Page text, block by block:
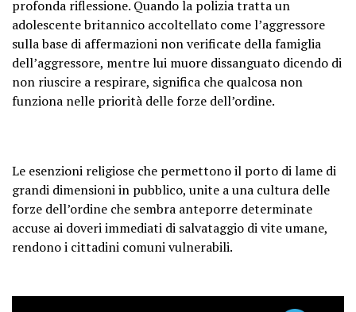
profonda riflessione. Quando la polizia tratta un
adolescente britannico accoltellato come l’aggressore
sulla base di affermazioni non verificate della famiglia
dell’aggressore, mentre lui muore dissanguato dicendo di
non riuscire a respirare, significa che qualcosa non
funziona nelle priorità delle forze dell’ordine.
Le esenzioni religiose che permettono il porto di lame di
grandi dimensioni in pubblico, unite a una cultura delle
forze dell’ordine che sembra anteporre determinate
accuse ai doveri immediati di salvataggio di vite umane,
rendono i cittadini comuni vulnerabili.